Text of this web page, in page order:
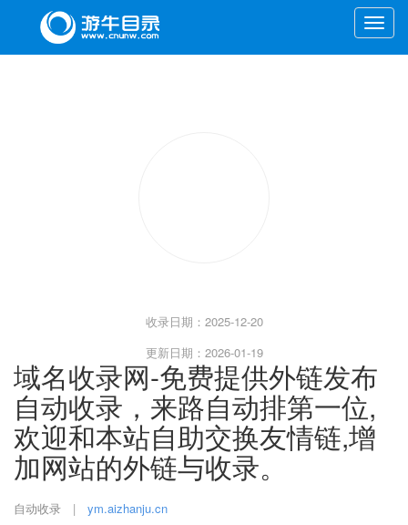
Toggle
收录日期：2025-12-20
更新日期：2026-01-19
域名收录网-免费提供外链发布
自动收录，来路自动排第一位,
欢迎和本站自助交换友情链,增
加网站的外链与收录。
自动收录 |
ym.aizhanju.cn